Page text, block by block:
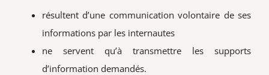
résultent d’une communication volontaire de ses
informations par les internautes
ne servent qu’à transmettre les supports
d’information demandés.